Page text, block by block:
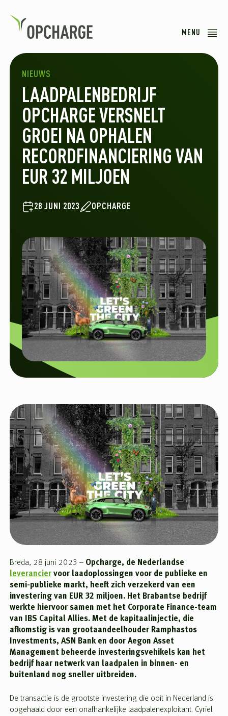
MENU
NIEUWS
LAADPALENBEDRIJF
OPCHARGE VERSNELT
GROEI NA OPHALEN
RECORDFINANCIERING VAN
EUR 32 MILJOEN
28 JUNI 2023 OPCHARGE
Breda, 28 juni 2023 – Opcharge, de Nederlandse
leverancier voor laadoplossingen voor de publieke en
semi-publieke markt, heeft zich verzekerd van een
investering van EUR 32 miljoen. Het Brabantse bedrijf
werkte hiervoor samen met het Corporate Finance-team
van IBS Capital Allies. Met de kapitaalinjectie, die
afkomstig is van grootaandeelhouder Ramphastos
Investments, ASN Bank en door Aegon Asset
Management beheerde investeringsvehikels kan het
bedrijf haar netwerk van laadpalen in binnen- en
buitenland nog sneller uitbreiden.
De transactie is de grootste investering die ooit in Nederland is
opgehaald door een onafhankelijke laadpalenexploitant. Cyriel